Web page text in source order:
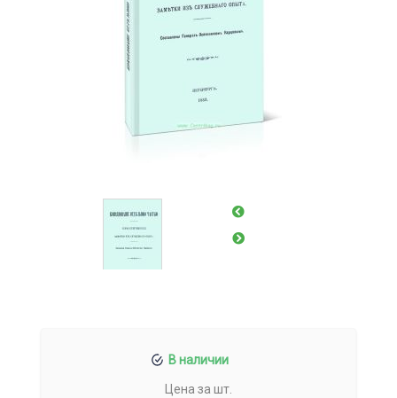
В наличии
Цена за шт.